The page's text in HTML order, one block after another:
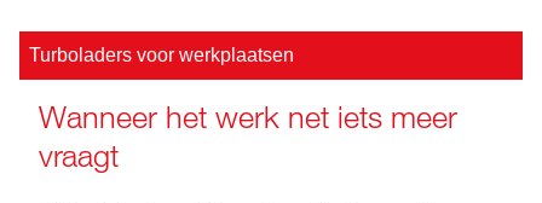
Turboladers voor werkplaatsen
Wanneer het werk net iets meer
vraagt